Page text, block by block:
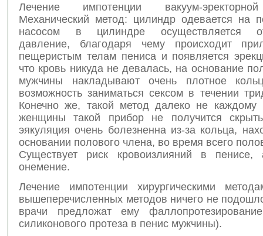
Лечение импотенции вакуум-
Механический метод: цилиндр одевается на
насосом в цилиндре осуществляется
давление, благодаря чему происходит
пещеристым телам пениса и появляется
что кровь никуда не девалась, на основание
мужчины накладывают очень плотное
возможность заниматься сексом в течении
Конечно же, такой метод далеко не каждому
женщины такой прибор не получится
эякуляция очень болезненна из-за кольца,
основании полового члена, во время всего
Существует риск кровоизлияний в
онемение.
Лечение импотенции хирургическими
вышеперечисленных методов ничего не
врачи предложат ему
силиконового протеза в пенис мужчины).